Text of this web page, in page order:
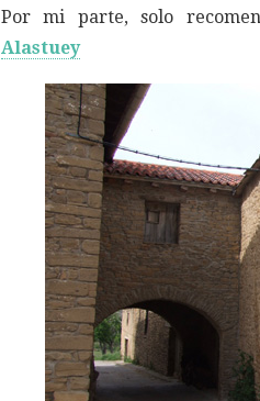
Por mi parte, solo
Alastuey